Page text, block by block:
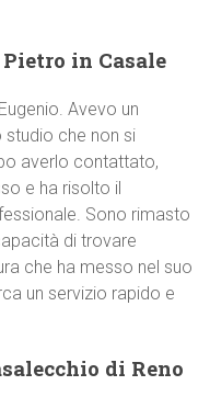
Pietro in Casale
Avevo un
che non si
averlo contattato,
e ha risolto il
Sono rimasto
di trovare
che ha messo nel suo
un servizio rapido e
di Reno